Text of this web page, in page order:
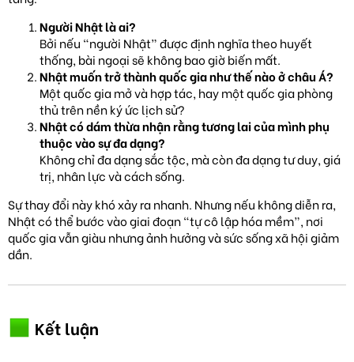
Người Nhật là ai?
Bởi nếu “người Nhật” được định nghĩa theo huyết
thống, bài ngoại sẽ không bao giờ biến mất.
Nhật muốn trở thành quốc gia như thế nào ở châu Á?
Một quốc gia mở và hợp tác, hay một quốc gia phòng
thủ trên nền ký ức lịch sử?
Nhật có dám thừa nhận rằng tương lai của mình phụ
thuộc vào sự đa dạng?
Không chỉ đa dạng sắc tộc, mà còn đa dạng tư duy, giá
trị, nhân lực và cách sống.
Sự thay đổi này khó xảy ra nhanh. Nhưng nếu không diễn ra,
Nhật có thể bước vào giai đoạn “tự cô lập hóa mềm”, nơi
quốc gia vẫn giàu nhưng ảnh hưởng và sức sống xã hội giảm
dần.
Kết luận​